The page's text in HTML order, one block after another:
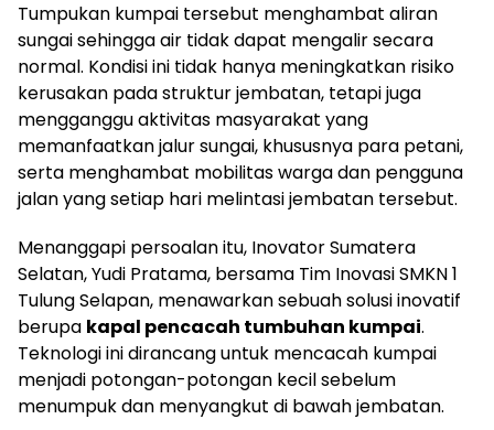
Tumpukan kumpai tersebut menghambat aliran
sungai sehingga air tidak dapat mengalir secara
normal. Kondisi ini tidak hanya meningkatkan risiko
kerusakan pada struktur jembatan, tetapi juga
mengganggu aktivitas masyarakat yang
memanfaatkan jalur sungai, khususnya para petani,
serta menghambat mobilitas warga dan pengguna
jalan yang setiap hari melintasi jembatan tersebut.
Menanggapi persoalan itu, Inovator Sumatera
Selatan, Yudi Pratama, bersama Tim Inovasi SMKN 1
Tulung Selapan, menawarkan sebuah solusi inovatif
berupa kapal pencacah tumbuhan kumpai.
Teknologi ini dirancang untuk mencacah kumpai
menjadi potongan-potongan kecil sebelum
menumpuk dan menyangkut di bawah jembatan.